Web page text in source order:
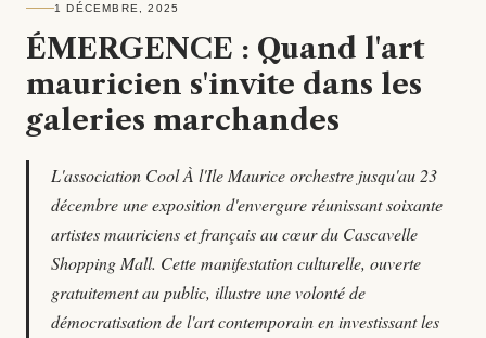
1 DÉCEMBRE, 2025
ÉMERGENCE : Quand l'art
mauricien s'invite dans les
galeries marchandes
L'association Cool À l'Ile Maurice orchestre jusqu'au 23
décembre une exposition d'envergure réunissant soixante
artistes mauriciens et français au cœur du Cascavelle
Shopping Mall. Cette manifestation culturelle, ouverte
gratuitement au public, illustre une volonté de
démocratisation de l'art contemporain en investissant les